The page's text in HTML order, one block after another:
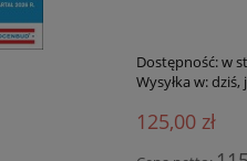
Dostępność:w
Wysyłka w:dziś,
125,00 zł